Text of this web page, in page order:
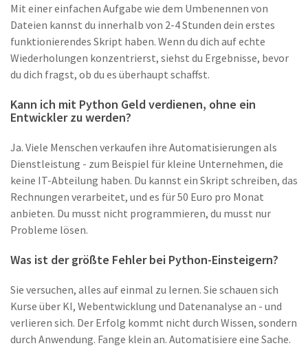
Mit einer einfachen Aufgabe wie dem Umbenennen von
Dateien kannst du innerhalb von 2-4 Stunden dein erstes
funktionierendes Skript haben. Wenn du dich auf echte
Wiederholungen konzentrierst, siehst du Ergebnisse, bevor
du dich fragst, ob du es überhaupt schaffst.
Kann ich mit Python Geld verdienen, ohne ein
Entwickler zu werden?
Ja. Viele Menschen verkaufen ihre Automatisierungen als
Dienstleistung - zum Beispiel für kleine Unternehmen, die
keine IT-Abteilung haben. Du kannst ein Skript schreiben, das
Rechnungen verarbeitet, und es für 50 Euro pro Monat
anbieten. Du musst nicht programmieren, du musst nur
Probleme lösen.
Was ist der größte Fehler bei Python-Einsteigern?
Sie versuchen, alles auf einmal zu lernen. Sie schauen sich
Kurse über KI, Webentwicklung und Datenanalyse an - und
verlieren sich. Der Erfolg kommt nicht durch Wissen, sondern
durch Anwendung. Fange klein an. Automatisiere eine Sache.